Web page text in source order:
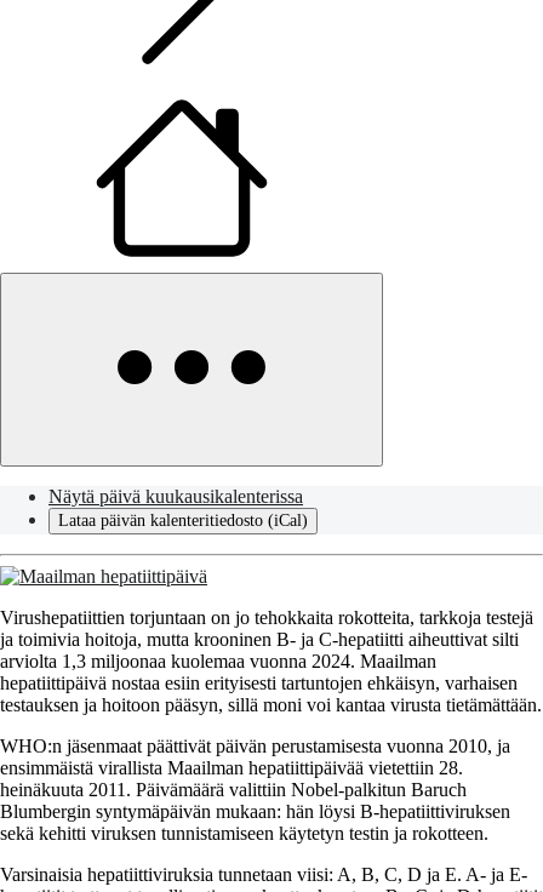
Näytä päivä kuukausikalenterissa
Lataa päivän kalenteritiedosto (iCal)
Virushepatiittien torjuntaan on jo tehokkaita rokotteita, tarkkoja testejä
ja toimivia hoitoja, mutta krooninen B- ja C-hepatiitti aiheuttivat silti
arviolta 1,3 miljoonaa kuolemaa vuonna 2024. Maailman
hepatiittipäivä nostaa esiin erityisesti tartuntojen ehkäisyn, varhaisen
testauksen ja hoitoon pääsyn, sillä moni voi kantaa virusta tietämättään.
WHO:n jäsenmaat päättivät päivän perustamisesta vuonna 2010, ja
ensimmäistä virallista Maailman hepatiittipäivää vietettiin 28.
heinäkuuta 2011. Päivämäärä valittiin Nobel-palkitun Baruch
Blumbergin syntymäpäivän mukaan: hän löysi B-hepatiittiviruksen
sekä kehitti viruksen tunnistamiseen käytetyn testin ja rokotteen.
Varsinaisia hepatiittiviruksia tunnetaan viisi: A, B, C, D ja E. A- ja E-